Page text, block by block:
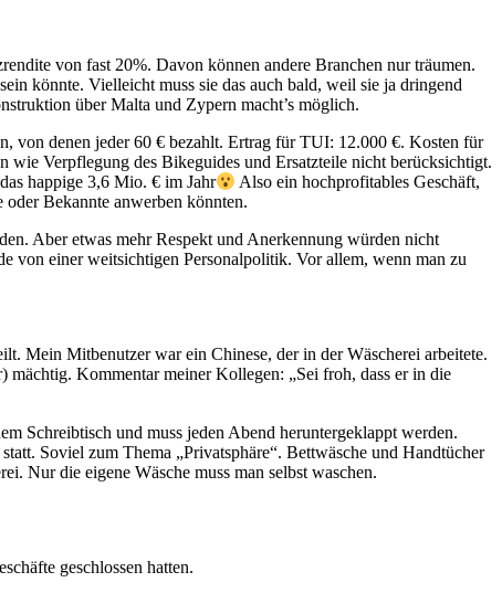
von fast 20%. Davon können andere Branchen nur träumen.
könnte. Vielleicht muss sie das auch bald, weil sie ja dringend
über Malta und Zypern macht’s möglich.
von denen jeder 60 € bezahlt. Ertrag für TUI: 12.000 €. Kosten für
Verpflegung des Bikeguides und Ersatzteile nicht berücksichtigt.
happige 3,6 Mio. € im Jahr
Also ein hochprofitables Geschäft,
Bekannte anwerben könnten.
Aber etwas mehr Respekt und Anerkennung würden nicht
von einer weitsichtigen Personalpolitik. Vor allem, wenn man zu
Mein Mitbenutzer war ein Chinese, der in der Wäscherei arbeitete.
mächtig. Kommentar meiner Kollegen: „Sei froh, dass er in die
Schreibtisch und muss jeden Abend heruntergeklappt werden.
Soviel zum Thema „Privatsphäre“. Bettwäsche und Handtücher
Nur die eigene Wäsche muss man selbst waschen.
geschlossen hatten.